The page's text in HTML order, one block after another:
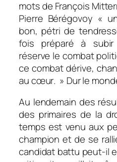
mots de François
Pierre Bérégovoy «
bon, pétri de
fois préparé à
réserve le combat
ce combat dérive,
au cœur. » Dur le
Au lendemain des
des primaires de la
temps est venu aux
champion et de se
candidat battu peut-il